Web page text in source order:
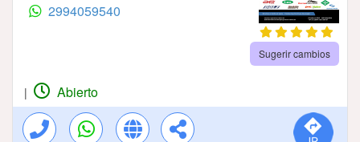
2994059540
Sugerir cambios
| Abierto